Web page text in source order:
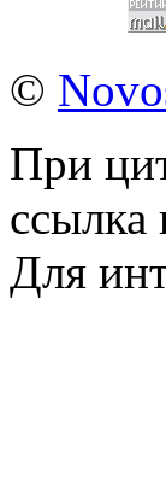
©
При
ссылка
Для